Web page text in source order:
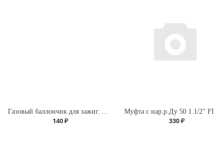
Газовый баллончик для зажиг. 210 мл Premium (Runis)
140 ₽ 330 ₽